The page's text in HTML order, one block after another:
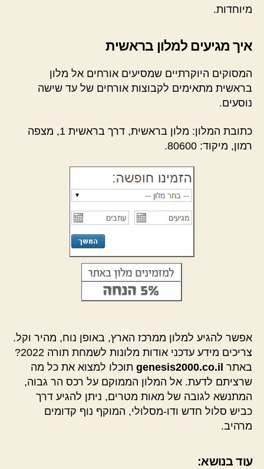
מיוחדות.
איך מגיעים למלון בראשית
המסוקים היוקרתיים שמסיעים אורחים אל מלון
בראשית מתאימים לקבוצות אורחים של עד שישה
נוסעים.
כתובת המלון: מלון בראשית, דרך בראשית 1, מצפה
רמון, מיקוד: 80600.
אפשר להגיע למלון ממרכז הארץ, באופן נוח, מהיר וקל.
צריכים מידע עדכני אודות מלונות לשמחת תורה 2022?
באתר genesis2000.co.il תוכלו למצוא את כל מה
שרציתם לדעת. אל המלון הממוקם על רכס הר גבוה,
המתנשא לגובה של מאות מטרים, ניתן להגיע דרך
כביש סלול חדש ודו-מסלולי, המוקף נוף קדומים
מרהיב.
עוד בנושא: